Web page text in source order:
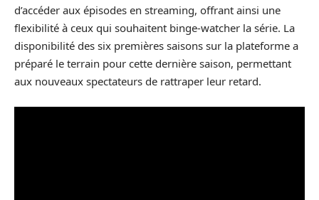
d’accéder aux épisodes en streaming, offrant ainsi une
flexibilité à ceux qui souhaitent binge-watcher la série. La
disponibilité des six premières saisons sur la plateforme a
préparé le terrain pour cette dernière saison, permettant
aux nouveaux spectateurs de rattraper leur retard.